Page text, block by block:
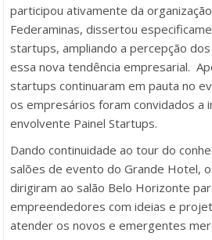
participou ativamente da
Federaminas, dissertou
startups, ampliando a percepção
essa nova tendência empresarial.
startups continuaram em pauta no
os empresários foram convidados a
envolvente Painel Startups.
Dando continuidade ao tour do
salões de evento do Grande Hotel,
dirigiram ao salão Belo Horizonte
empreendedores com ideias e
atender os novos e emergentes